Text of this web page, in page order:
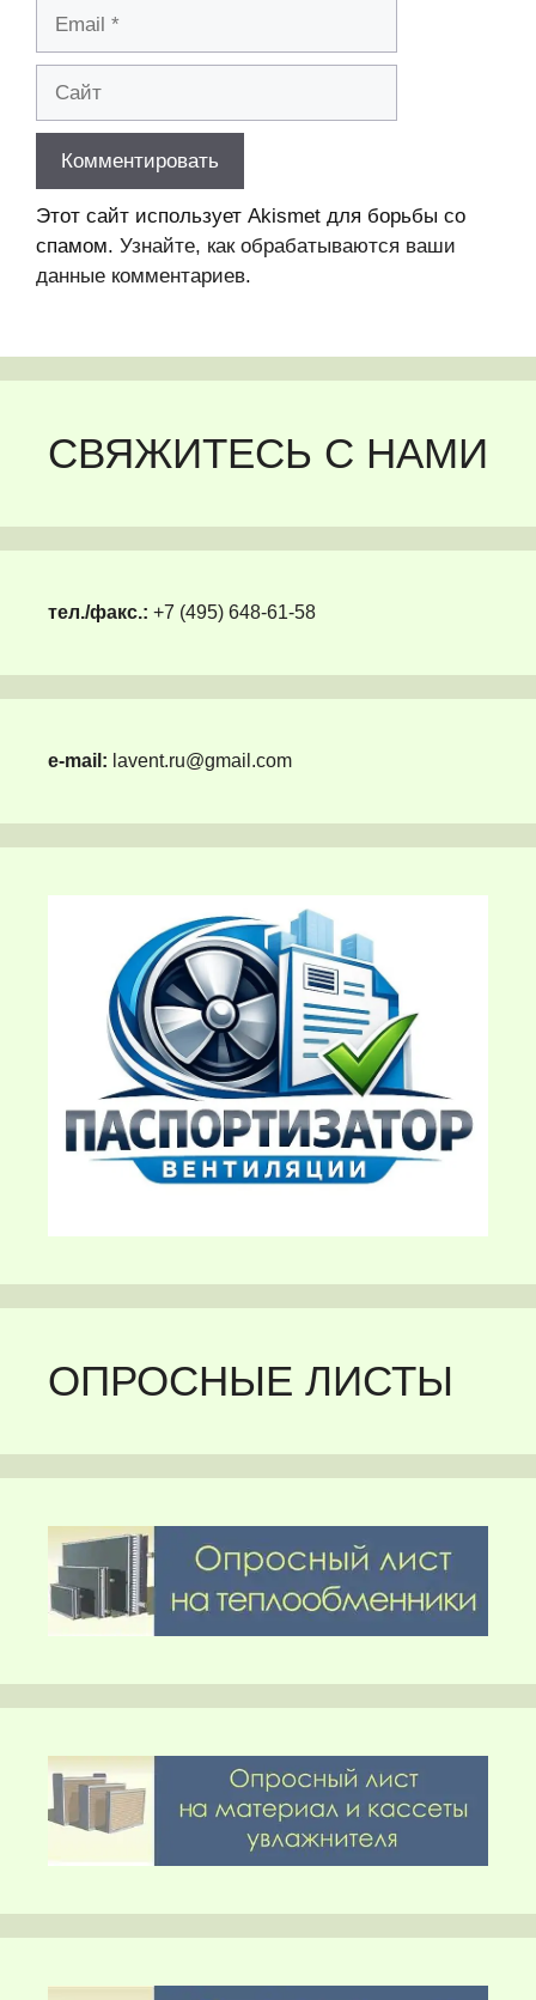
Этот сайт использует Akismet для борьбы со
спамом. Узнайте, как обрабатываются ваши
данные комментариев.
СВЯЖИТЕСЬ С НАМИ
тел./факс.: +7 (495) 648-61-58
e-mail: lavent.ru@gmail.com
ОПРОСНЫЕ ЛИСТЫ